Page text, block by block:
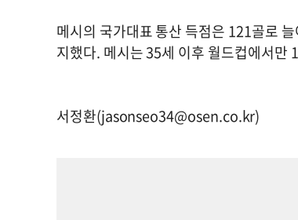
메시의 국가대표 통산 득점은 121골로
지했다. 메시는 35세 이후 월드컵에서만
서정환(jasonseo34@osen.co.kr)